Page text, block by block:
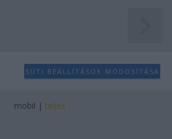
SÜTI BEÁLLÍTÁSOK MÓDOSÍTÁSA
mobil | teljes